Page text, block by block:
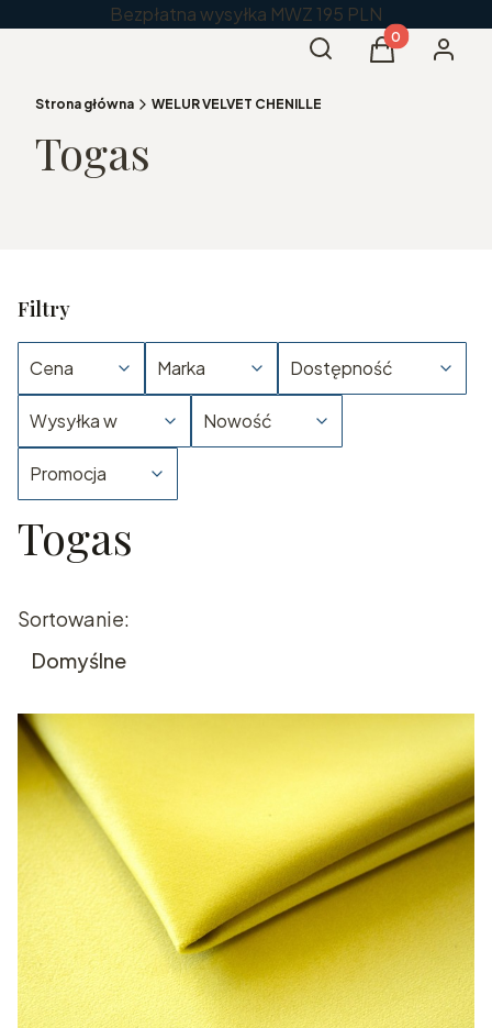
Bezpłatna wysyłka MWZ 195 PLN
Otwórz wyszukiwarkę
SzukajProdukty w
Koszyk
Strona główna WELUR VELVET CHENILLE
Togas
Filtry
Cena Marka Dostępność
Wysyłka w Nowość
Promocja
Koniec filtrów
Togas
Lista produktów
Sortowanie:
Domyślne